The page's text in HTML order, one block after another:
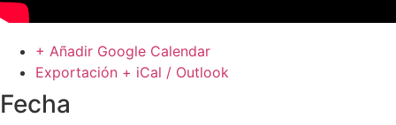
+ Añadir Google Calendar
Exportación + iCal / Outlook
Fecha